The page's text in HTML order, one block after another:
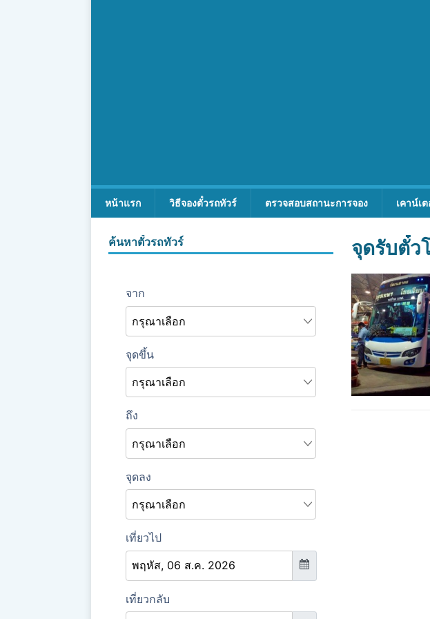
หน้าแรก วิธีจองตั๋วรถทัวร์ ตรวจสอบสถานะการจอง เคาน์เ
จุดรับตั๋ว
ค้นหาตั๋วรถทัวร์